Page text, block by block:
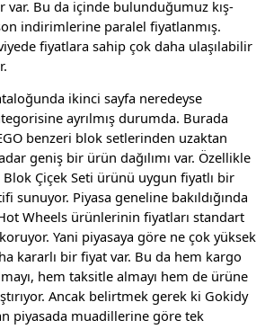
var. Bu da içinde bulunduğumuz kış-
indirimlerine paralel fiyatlanmış.
fiyatlara sahip çok daha ulaşılabilir
ikinci sayfa neredeyse
ayrılmış durumda. Burada
benzeri blok setlerinden uzaktan
geniş bir ürün dağılımı var. Özellikle
Çiçek Seti ürünü uygun fiyatlı bir
sunuyor. Piyasa geneline bakıldığında
Wheels ürünlerinin fiyatları standart
Yani piyasaya göre ne çok yüksek
kararlı bir fiyat var. Bu da hem kargo
hem taksitle almayı hem de ürüne
Ancak belirtmek gerek ki Gokidy
piyasada muadillerine göre tek